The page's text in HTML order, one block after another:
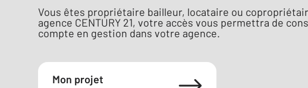
Vous êtes propriétaire bailleur, locataire ou
agence CENTURY 21, votre accès vous permettra de
compte en gestion dans votre agence.
Mon projet